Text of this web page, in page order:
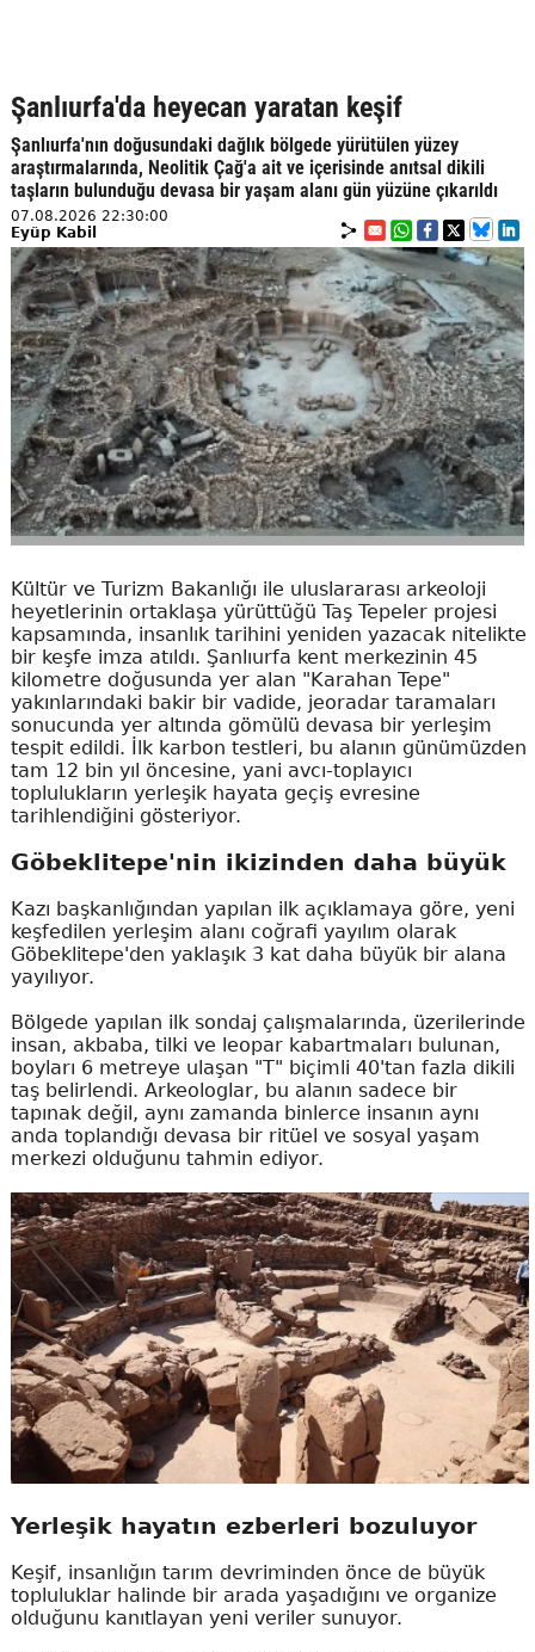
Şanlıurfa'da heyecan yaratan keşif
Şanlıurfa'nın doğusundaki dağlık bölgede yürütülen yüzey
araştırmalarında, Neolitik Çağ'a ait ve içerisinde anıtsal dikili
taşların bulunduğu devasa bir yaşam alanı gün yüzüne çıkarıldı
07.08.2026 22:30:00
Eyüp Kabil
Kültür ve Turizm Bakanlığı ile uluslararası arkeoloji
heyetlerinin ortaklaşa yürüttüğü Taş Tepeler projesi
kapsamında, insanlık tarihini yeniden yazacak nitelikte
bir keşfe imza atıldı. Şanlıurfa kent merkezinin 45
kilometre doğusunda yer alan "Karahan Tepe"
yakınlarındaki bakir bir vadide, jeoradar taramaları
sonucunda yer altında gömülü devasa bir yerleşim
tespit edildi. İlk karbon testleri, bu alanın günümüzden
tam 12 bin yıl öncesine, yani avcı-toplayıcı
toplulukların yerleşik hayata geçiş evresine
tarihlendiğini gösteriyor.
Göbeklitepe'nin ikizinden daha büyük
Kazı başkanlığından yapılan ilk açıklamaya göre, yeni
keşfedilen yerleşim alanı coğrafi yayılım olarak
Göbeklitepe'den yaklaşık 3 kat daha büyük bir alana
yayılıyor.
Bölgede yapılan ilk sondaj çalışmalarında, üzerilerinde
insan, akbaba, tilki ve leopar kabartmaları bulunan,
boyları 6 metreye ulaşan "T" biçimli 40'tan fazla dikili
taş belirlendi. Arkeologlar, bu alanın sadece bir
tapınak değil, aynı zamanda binlerce insanın aynı
anda toplandığı devasa bir ritüel ve sosyal yaşam
merkezi olduğunu tahmin ediyor.
Yerleşik hayatın ezberleri bozuluyor
Keşif, insanlığın tarım devriminden önce de büyük
topluluklar halinde bir arada yaşadığını ve organize
olduğunu kanıtlayan yeni veriler sunuyor.